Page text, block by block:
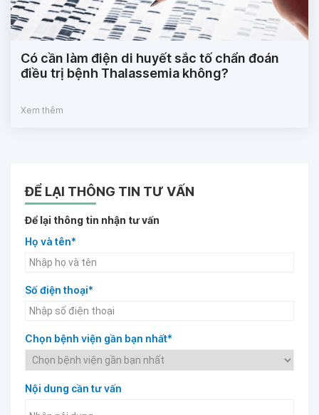
Có cần làm điện di huyết sắc tố chẩn đoán
điều trị bệnh Thalassemia không?
Xem thêm
ĐỂ LẠI THÔNG TIN TƯ VẤN
Để lại thông tin nhận tư vấn
Họ và tên*
Số điện thoại*
Chọn bệnh viện gần bạn nhất*
Nội dung cần tư vấn